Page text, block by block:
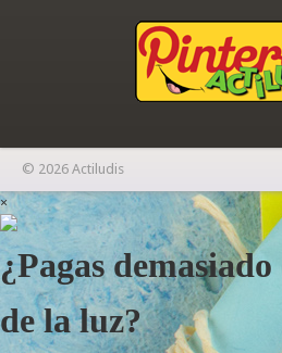
© 2026 Actiludis
×
¿Pagas
de la luz?